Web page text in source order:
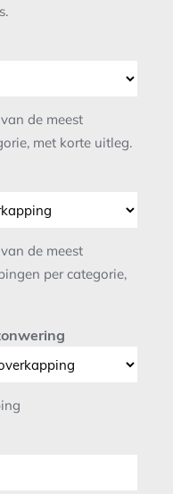
de meest
met korte uitleg.
de meest
per categorie,